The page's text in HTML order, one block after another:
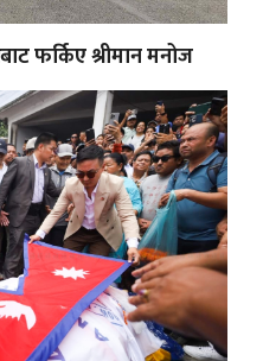
फर्किए श्रीमान मनोज